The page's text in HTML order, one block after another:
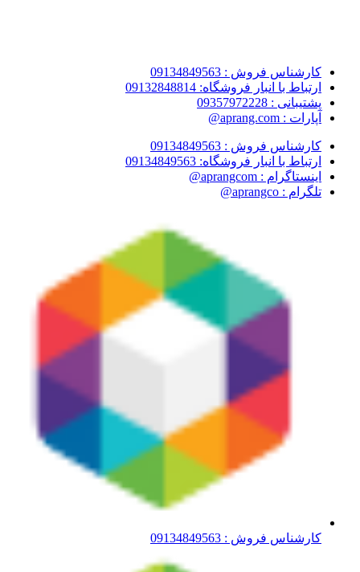
کارشناس فروش : 09134849563
ارتباط با انبار فروشگاه: 09132848814
پشتیبانی : 09357972228
آپارات : aprang.com@
کارشناس فروش : 09134849563
ارتباط با انبار فروشگاه: 09134849563
اینستاگرام : aprangcom@
تلگرام : aprangco@
کارشناس فروش : 09134849563